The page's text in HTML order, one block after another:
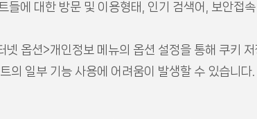
에 대한 방문 및 이용형태, 인기 검색어, 보안접
옵션>개인정보 메뉴의 옵션 설정을 통해 쿠키
의 일부 기능 사용에 어려움이 발생할 수 있습니다.